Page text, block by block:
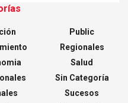
Public
Regionales
Salud
Sin Categoría
Sucesos